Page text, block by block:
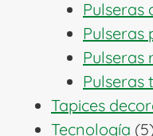
Pulseras
Pulseras
Pulseras
Pulseras
Tapices
Tecnología 5